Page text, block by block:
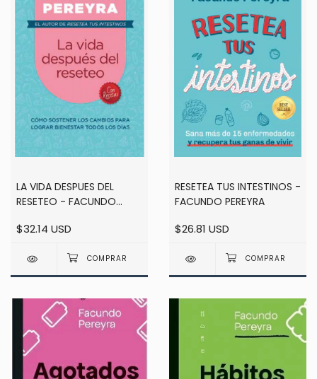
LA VIDA DESPUES DEL
RESETEO - FACUNDO
$32.14 USD
RESETEA TUS INTESTINOS -
FACUNDO PEREYRA
$26.81 USD